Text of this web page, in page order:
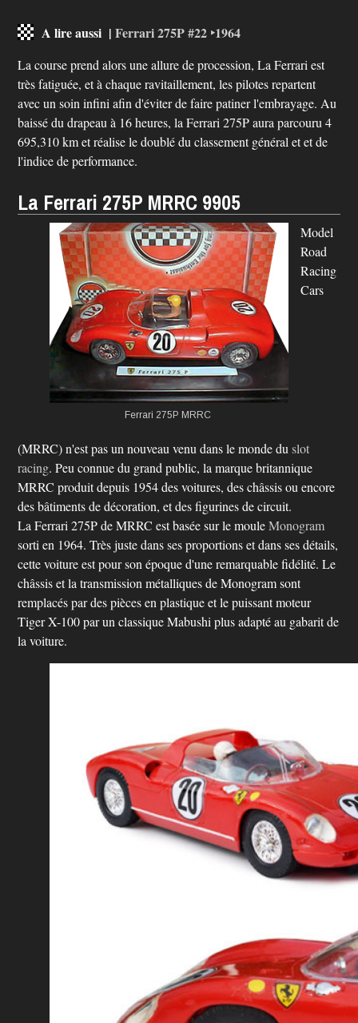
A lire aussi |Ferrari 275P #22 ‣1964
La course prend alors une allure de procession, La Ferrari est
très fatiguée, et à chaque ravitaillement, les pilotes repartent
avec un soin infini afin d'éviter de faire patiner l'embrayage. Au
baissé du drapeau à 16 heures, la Ferrari 275P aura parcouru 4
695,310 km et réalise le doublé du classement général et et de
l'indice de performance.
La Ferrari 275P MRRC 9905
Ferrari 275P MRRC
Model
Road
Racing
Cars
(MRRC) n'est pas un nouveau venu dans le monde duslot
racing. Peu connue du grand public, la marque britannique
MRRC produit depuis 1954 des voitures, des châssis ou encore
des bâtiments de décoration, et des figurines de circuit.
La Ferrari 275P de MRRC est basée sur le mouleMonogram
sorti en 1964. Très juste dans ses proportions et dans ses détails,
cette voiture est pour son époque d'une remarquable fidélité. Le
châssis et la transmission métalliques de Monogram sont
remplacés par des pièces en plastique et le puissant moteur
Tiger X-100 par un classique Mabushi plus adapté au gabarit de
la voiture.